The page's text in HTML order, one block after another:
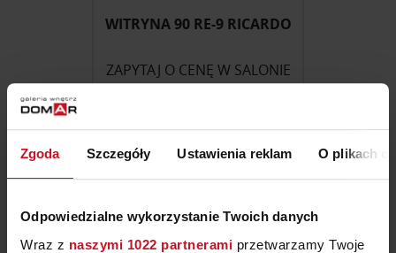
Zgoda Szczegóły Ustawienia reklam O plikach
Odpowiedzialne wykorzystanie Twoich danych
Wraz z naszymi 1022 partnerami przetwarzamy Twoje
WITRYNA 90 RE-9 RICARDO
ZAPYTAJ O CENĘ W SALONIE